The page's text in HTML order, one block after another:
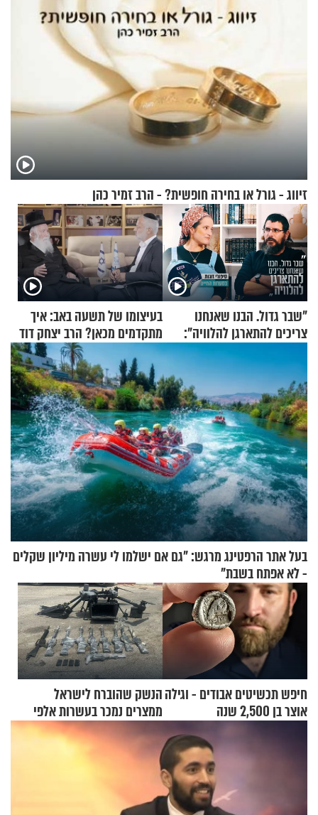
זיווג - גורל או בחירה חופשית? - הרב זמיר כהן
"שבר גדול. הבנו שאנחנו
צריכים להתארגן להלוויה":
זוגיות במבחן, הפעם עם מרים
וגד דנינו
בעיצומו של תשעה באב: איך
מתקדמים מכאן? הרב יצחק דוד
גרוסמן בשיחה מיוחדת
בעל אתר הרפטינג מרגש: "גם אם ישלמו לי עשרה מיליון שקלים
- לא אפתח בשבת"
חיפש תכשיטים אבודים - וגילה
אוצר בן 2,500 שנה
הנשק שהוברח לישראל
ממצרים נמכר בעשרות אלפי
שקלים